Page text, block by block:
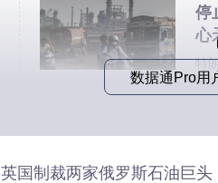
停
心
特
斯
的
数据通Pro用
英国制裁两家俄罗斯石油巨头